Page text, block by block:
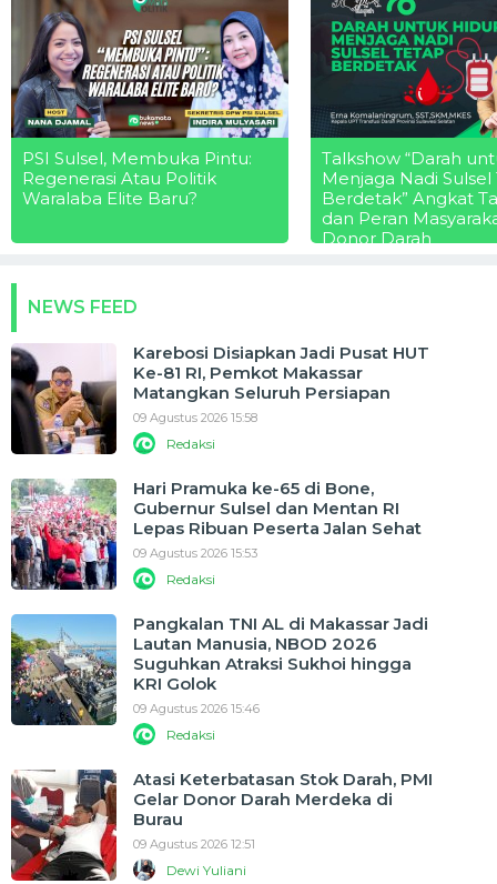
PSI Sulsel, Membuka Pintu:
Regenerasi Atau Politik
Waralaba Elite Baru?
Talkshow “Darah
Menjaga Nadi Sulsel
Berdetak” Angkat
dan Peran
Donor Darah
NEWS FEED
Karebosi Disiapkan Jadi Pusat HUT
Ke-81 RI, Pemkot Makassar
Matangkan Seluruh Persiapan
09 Agustus 2026 15:58
Redaksi
Hari Pramuka ke-65 di Bone,
Gubernur Sulsel dan Mentan RI
Lepas Ribuan Peserta Jalan Sehat
09 Agustus 2026 15:53
Redaksi
Pangkalan TNI AL di Makassar Jadi
Lautan Manusia, NBOD 2026
Suguhkan Atraksi Sukhoi hingga
KRI Golok
09 Agustus 2026 15:46
Redaksi
Atasi Keterbatasan Stok Darah, PMI
Gelar Donor Darah Merdeka di
Burau
09 Agustus 2026 12:51
Dewi Yuliani